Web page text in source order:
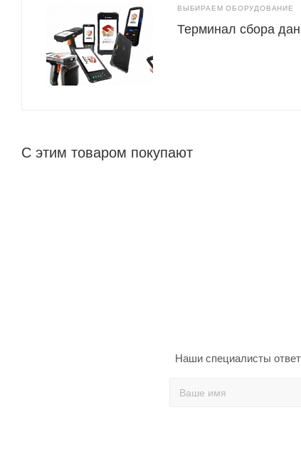
ВЫБИРАЕМ ОБОРУДОВАНИЕ
Терминал сбора
С этим товаром покупают
Наши специалисты